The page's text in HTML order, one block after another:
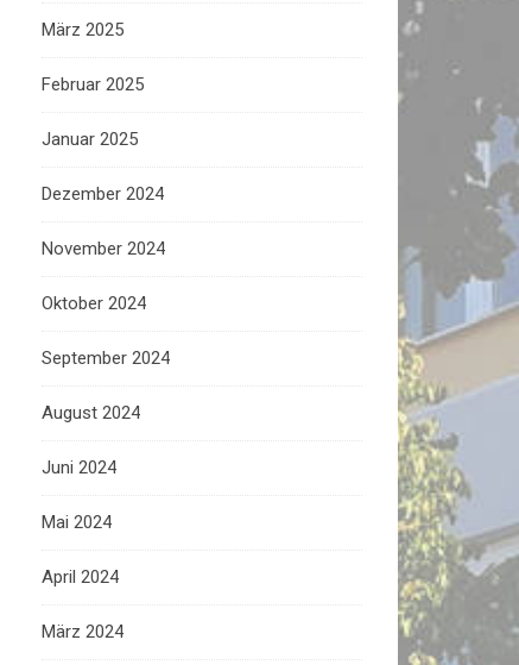
März 2025
Februar 2025
Januar 2025
Dezember 2024
November 2024
Oktober 2024
September 2024
August 2024
Juni 2024
Mai 2024
April 2024
März 2024